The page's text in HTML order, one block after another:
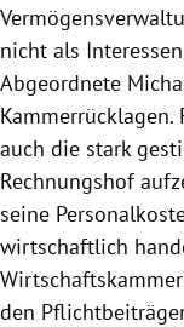
nicht als
Abgeordnete
Kammerrücklagen.
auch die stark
Rechnungshof
seine
wirtschaftlich
den